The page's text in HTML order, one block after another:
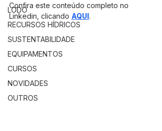
LODO
RECURSOS HÍDRICOS
SUSTENTABILIDADE
EQUIPAMENTOS
CURSOS
NOVIDADES
OUTROS
Confira este conteúdo completo no
Linkedin, clicando AQUI.